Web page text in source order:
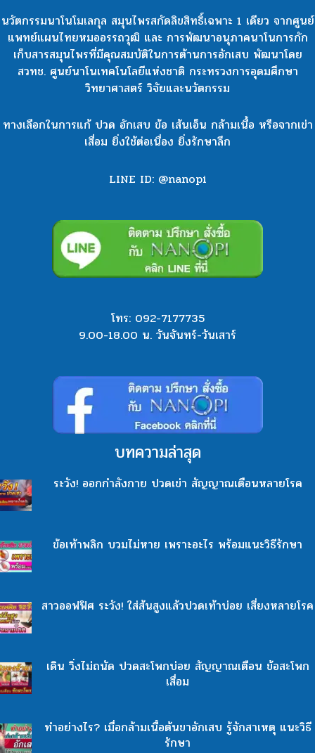
นวัตกรรมนาโนโมเลกุล สมุนไพรสกัดลิขสิทธิ์เฉพาะ 1 เดียว จากศูนย์
แพทย์แผนไทยหมออรรถวุฒิ และ การพัฒนาอนุภาคนาโนการกัก
เก็บสารสมุนไพรที่มีคุณสมบัติในการต้านการอักเสบ พัฒนาโดย
สวทช. ศูนย์นาโนเทคโนโลยีแห่งชาติ กระทรวงการอุดมศึกษา
วิทยาศาสตร์ วิจัยและนวัตกรรม
ทางเลือกในการแก้ ปวด อักเสบ ข้อ เส้นเอ็น กล้ามเนื้อ หรือจากเข่า
เสื่อม ยิ่งใช้ต่อเนื่อง ยิ่งรักษาลึก
LINE ID: @nanopi
โทร: 092-7177735
9.00-18.00 น. วันจันทร์-วันเสาร์
บทความล่าสุด
ระวัง! ออกกำลังกาย ปวดเข่า สัญญาณเตือนหลายโรค
ข้อเท้าพลิก บวมไม่หาย เพราะอะไร พร้อมแนะวิธีรักษา
สาวออฟฟิศ ระวัง! ใส่ส้นสูงแล้วปวดเท้าบ่อย เสี่ยงหลายโรค
เดิน วิ่งไม่ถนัด ปวดสะโพกบ่อย สัญญาณเตือน ข้อสะโพก
เสื่อม
ทำอย่างไร? เมื่อกล้ามเนื้อต้นขาอักเสบ รู้จักสาเหตุ แนะวิธี
รักษา